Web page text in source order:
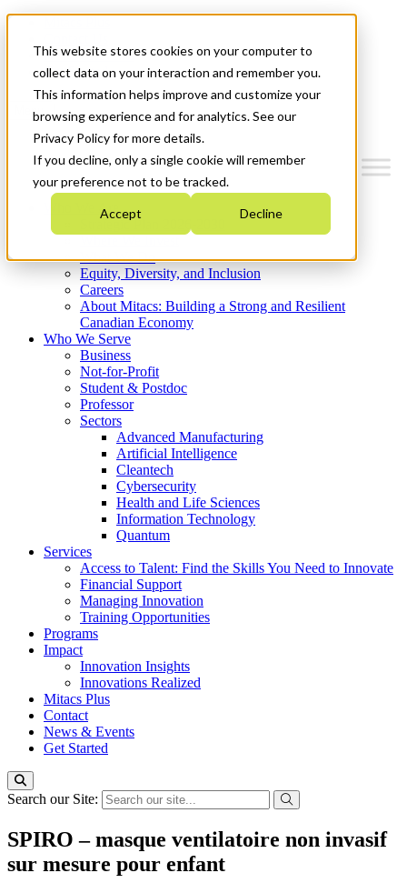
This website stores cookies on your computer to
collect data on your interaction and remember you.
This information helps improve and customize your
browsing experience and for analytics. See our
Privacy Policy for more details.
If you decline, only a single cookie will remember
your preference not to be tracked.
Accept Decline
News & Events
Get Started
Menu
Who We Are
Strategic Plan 2026-2030
What We Do
Equity, Diversity, and Inclusion
Careers
About Mitacs: Building a Strong and Resilient
Canadian Economy
Who We Serve
Business
Not-for-Profit
Student & Postdoc
Professor
Sectors
Advanced Manufacturing
Artificial Intelligence
Cleantech
Cybersecurity
Health and Life Sciences
Information Technology
Quantum
Services
Access to Talent: Find the Skills You Need to Innovate
Financial Support
Managing Innovation
Training Opportunities
Programs
Impact
Innovation Insights
Innovations Realized
Mitacs Plus
Contact
News & Events
Get Started
Search our Site:
SPIRO – masque ventilatoire non invasif
sur mesure pour enfant